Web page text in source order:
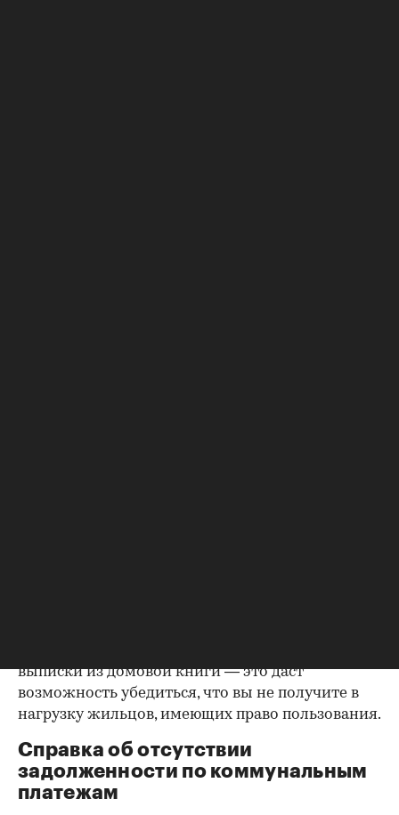
выписки из домовой книги — это даст
возможность убедиться, что вы не получите в
нагрузку жильцов, имеющих право пользования.
Справка об отсутствии
задолженности по коммунальным
платежам